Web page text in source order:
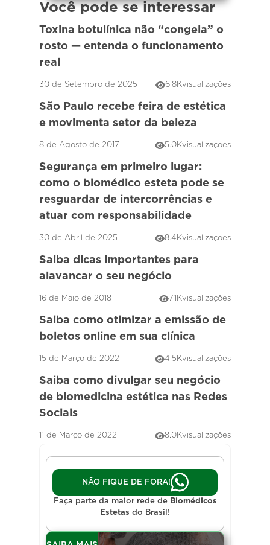
Você pode se interessar
Toxina botulínica não “congela” o
rosto — entenda o funcionamento
real
30 de Setembro de 2025 6.8Kvisualizações
São Paulo recebe feira de estética
e movimenta setor da beleza
8 de Agosto de 2017 5.0Kvisualizações
Segurança em primeiro lugar:
como o biomédico esteta pode se
resguardar de intercorrências e
atuar com responsabilidade
30 de Abril de 2025 8.4Kvisualizações
Saiba dicas importantes para
alavancar o seu negócio
16 de Maio de 2018 7.1Kvisualizações
Saiba como otimizar a emissão de
boletos online em sua clínica
15 de Março de 2022 4.5Kvisualizações
Saiba como divulgar seu negócio
de biomedicina estética nas Redes
Sociais
11 de Março de 2022 8.0Kvisualizações
NÃO FIQUE DE FORA!
Faça parte da maior rede de Biomédicos
Estetas do Brasil!